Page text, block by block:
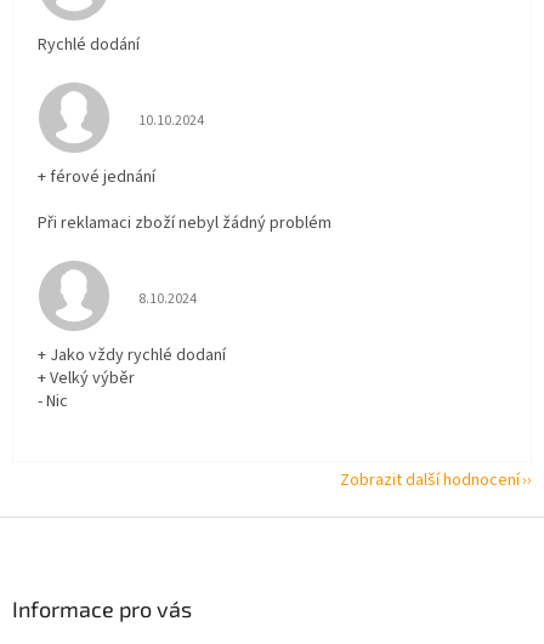
Rychlé dodání
Hodnocení obchodu je 5 z 5 hvězdiček.
10.10.2024
+ férové jednání
Při reklamaci zboží nebyl žádný problém
Hodnocení obchodu je 5 z 5 hvězdiček.
8.10.2024
+ Jako vždy rychlé dodaní
+ Velký výběr
- Nic
Zobrazit další hodnocení
Informace pro vás